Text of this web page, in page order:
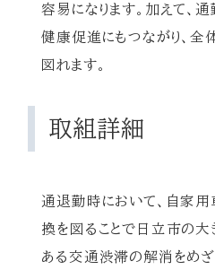
容易になります。加えて、
健康促進にもつながり、
図れます。
取組詳細
通退勤時において、自家
換を図ることで日立市の
ある交通渋滞の解消をめざ